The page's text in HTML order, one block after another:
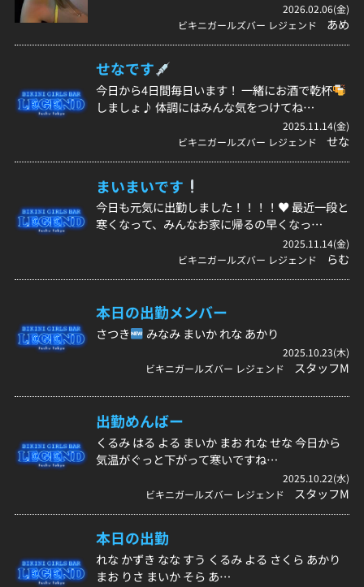
2026.02.06(金)
ビキニガールズバー レジェンド
あめ
せなです
今日から4日間毎日います！ 一緒にお酒で乾杯
しましょ♪ 体調にはみんな気をつけてね…
2025.11.14(金)
ビキニガールズバー レジェンド
せな
まいまいです
今日も元気に出勤しました！！！！♥ 最近一段と
寒くなって、みんなお家に帰るの早くなっ…
2025.11.14(金)
ビキニガールズバー レジェンド
らむ
本日の出勤メンバー
さつき みなみ まいか れな あかり
2025.10.23(木)
ビキニガールズバー レジェンド
スタッフM
出勤めんばー
くるみ はる よる まいか まお れな せな 今日から
気温がぐっと下がって寒いですね…
2025.10.22(水)
ビキニガールズバー レジェンド
スタッフM
本日の出勤
れな かずき なな すう くるみ よる さくら あかり
まお りさ まいか そら あ…